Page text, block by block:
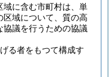
域に含む市町村は、単
域について、質の高
協議を行うための協議
る者をもつて構成す